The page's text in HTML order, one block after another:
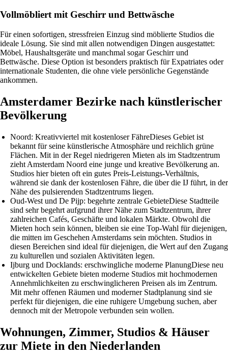
Vollmöbliert mit Geschirr und Bettwäsche
Für einen sofortigen, stressfreien Einzug sind möblierte Studios die
ideale Lösung. Sie sind mit allen notwendigen Dingen ausgestattet:
Möbel, Haushaltsgeräte und manchmal sogar Geschirr und
Bettwäsche. Diese Option ist besonders praktisch für Expatriates oder
internationale Studenten, die ohne viele persönliche Gegenstände
ankommen.
Amsterdamer Bezirke nach künstlerischer
Bevölkerung
Noord: Kreativviertel mit kostenloser FähreDieses Gebiet ist
bekannt für seine künstlerische Atmosphäre und reichlich grüne
Flächen. Mit in der Regel niedrigeren Mieten als im Stadtzentrum
zieht Amsterdam Noord eine junge und kreative Bevölkerung an.
Studios hier bieten oft ein gutes Preis-Leistungs-Verhältnis,
während sie dank der kostenlosen Fähre, die über die IJ führt, in der
Nähe des pulsierenden Stadtzentrums liegen.
Oud-West und De Pijp: begehrte zentrale GebieteDiese Stadtteile
sind sehr begehrt aufgrund ihrer Nähe zum Stadtzentrum, ihrer
zahlreichen Cafés, Geschäfte und lokalen Märkte. Obwohl die
Mieten hoch sein können, bleiben sie eine Top-Wahl für diejenigen,
die mitten im Geschehen Amsterdams sein möchten. Studios in
diesen Bereichen sind ideal für diejenigen, die Wert auf den Zugang
zu kulturellen und sozialen Aktivitäten legen.
Ijburg und Docklands: erschwingliche moderne PlanungDiese neu
entwickelten Gebiete bieten moderne Studios mit hochmodernen
Annehmlichkeiten zu erschwinglicheren Preisen als im Zentrum.
Mit mehr offenen Räumen und moderner Stadtplanung sind sie
perfekt für diejenigen, die eine ruhigere Umgebung suchen, aber
dennoch mit der Metropole verbunden sein wollen.
Wohnungen, Zimmer, Studios & Häuser
zur Miete in den Niederlanden